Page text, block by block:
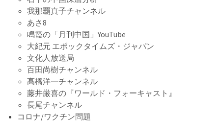
我那覇真子チャンネル
あさ8
鳴霞の「月刊中国」YouTube
大紀元 エポックタイムズ・ジャパン
文化人放送局
百田尚樹チャンネル
髙橋洋一チャンネル
藤井厳喜の『ワールド・フォーキャスト』
長尾チャンネル
コロナ/ワクチン問題